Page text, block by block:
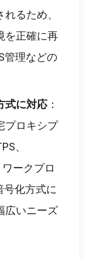
るため、
を正確に再
管理などの
式に対応：
プロキシプ
、
ークプロ
号化方式に
広いニーズ